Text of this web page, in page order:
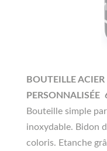
BOUTEILLE
PERSONNALISÉE
Bouteille simple
inoxydable. Bidon
coloris. Etanche